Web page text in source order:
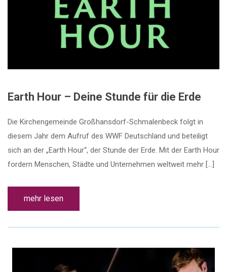
Earth Hour – Deine Stunde für die Erde
Die Kirchengemeinde Großhansdorf-Schmalenbeck folgt in
diesem Jahr dem Aufruf des WWF Deutschland und beteiligt
sich an der „Earth Hour“, der Stunde der Erde. Mit der Earth Hour
fordern Menschen, Städte und Unternehmen weltweit mehr […]
mehr lesen